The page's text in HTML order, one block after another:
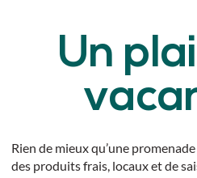
Un
Rien de mieux qu’une
des produits frais, locaux et de